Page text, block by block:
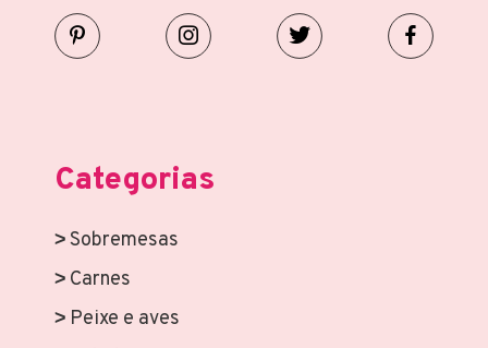
Categorias
Sobremesas
Carnes
Peixe e aves